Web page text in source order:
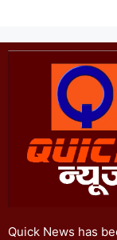
Quick News has